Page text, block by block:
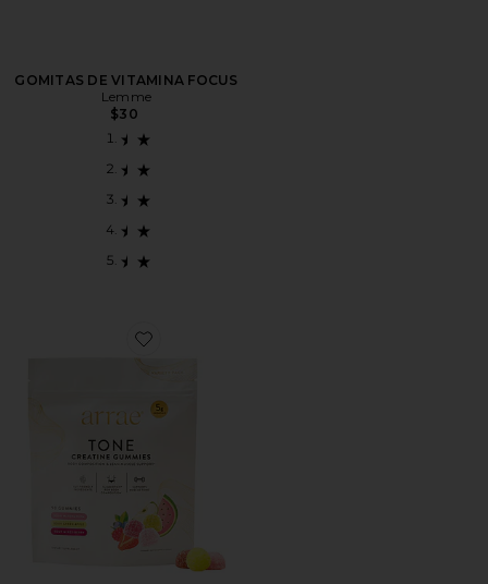
GOMITAS DE VITAMINA FOCUS
Lemme
$30
Favorite SUPLEMENTOS ONE GUMMIES VARIETY